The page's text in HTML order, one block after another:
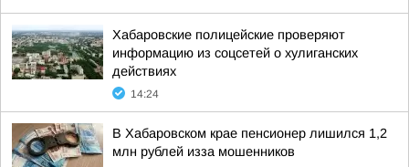
Хабаровские полицейские проверяют
информацию из соцсетей о хулиганских
действиях
14:24
В Хабаровском крае пенсионер лишился 1,2
млн рублей изза мошенников